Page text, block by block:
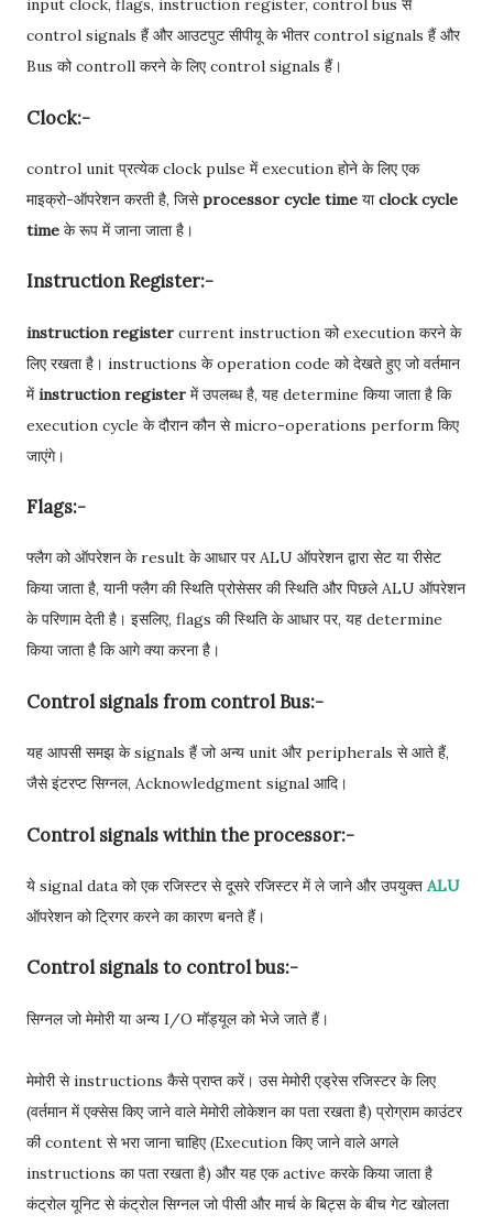
input clock, flags, instruction register, control bus से
control signals हैं और आउटपुट सीपीयू के भीतर control signals हैं और
Bus को controll करने के लिए control signals हैं।
Clock:-
control unit प्रत्येक clock pulse में execution होने के लिए एक
माइक्रो-ऑपरेशन करती है, जिसेprocessor cycle time याclock cycle
time के रूप में जाना जाता है।
Instruction Register:-
instruction register current instruction को execution करने के
लिए रखता है। instructions के operation code को देखते हुए जो वर्तमान
मेंinstruction register में उपलब्ध है, यह determine किया जाता है कि
execution cycle के दौरान कौन से micro-operations perform किए
जाएंगे।
Flags:-
फ्लैग को ऑपरेशन के result के आधार पर ALU ऑपरेशन द्वारा सेट या रीसेट
किया जाता है, यानी फ्लैग की स्थिति प्रोसेसर की स्थिति और पिछले ALU ऑपरेशन
के परिणाम देती है। इसलिए, flags की स्थिति के आधार पर, यह determine
किया जाता है कि आगे क्या करना है।
Control signals from control Bus:-
यह आपसी समझ के signals हैं जो अन्य unit और peripherals से आते हैं,
जैसे इंटरप्ट सिग्नल, Acknowledgment signal आदि।
Control signals within the processor:-
ये signal data को एक रजिस्टर से दूसरे रजिस्टर में ले जाने और उपयुक्त ALU
ऑपरेशन को ट्रिगर करने का कारण बनते हैं।
Control signals to control bus:-
सिग्नल जो मेमोरी या अन्य I/O मॉड्यूल को भेजे जाते हैं।
मेमोरी से instructions कैसे प्राप्त करें। उस मेमोरी एड्रेस रजिस्टर के लिए
(वर्तमान में एक्सेस किए जाने वाले मेमोरी लोकेशन का पता रखता है) प्रोग्राम काउंटर
की content से भरा जाना चाहिए (Execution किए जाने वाले अगले
instructions का पता रखता है) और यह एक active करके किया जाता है
कंट्रोल यूनिट से कंट्रोल सिग्नल जो पीसी और मार्च के बिट्स के बीच गेट खोलता